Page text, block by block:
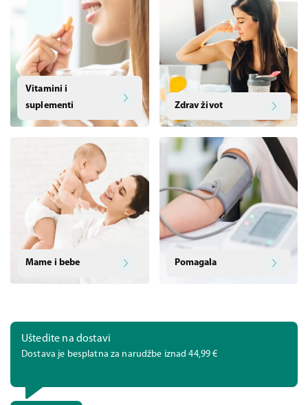
Vitamini i
suplementi
Zdrav život
Mame i bebe Pomagala
Uštedite na dostavi
Dostava je besplatna za narudžbe iznad 44,99 €